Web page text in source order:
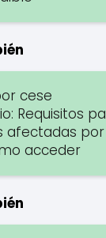
cese
Requisitos
afectadas por
acceder